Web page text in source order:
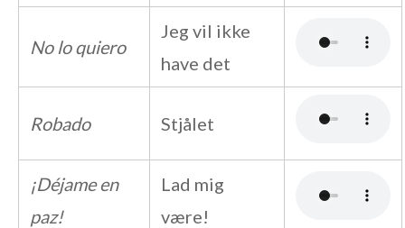
No lo quiero
Jeg vil ikke
have det
Robado Stjålet
¡Déjame en
paz!
Lad mig
være!